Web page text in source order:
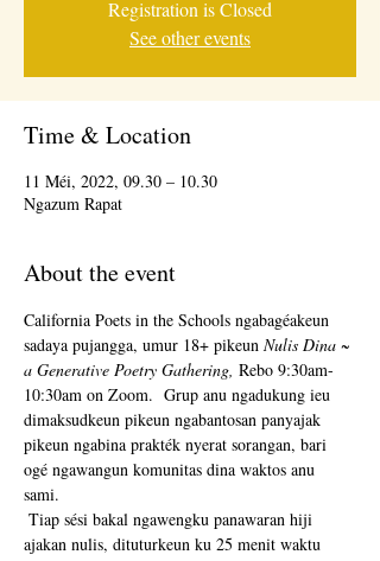
Registration is Closed
See other events
Time & Location
11 Méi, 2022, 09.30 – 10.30
Ngazum Rapat
About the event
California Poets in the Schools ngabagéakeun
sadaya pujangga, umur 18+ pikeun Nulis Dina ~
a Generative Poetry Gathering, Rebo 9:30am-
10:30am on Zoom.  Grup anu ngadukung ieu
dimaksudkeun pikeun ngabantosan panyajak
pikeun ngabina prakték nyerat sorangan, bari
ogé ngawangun komunitas dina waktos anu
sami.
ajakan nulis, dituturkeun ku 25 menit waktu